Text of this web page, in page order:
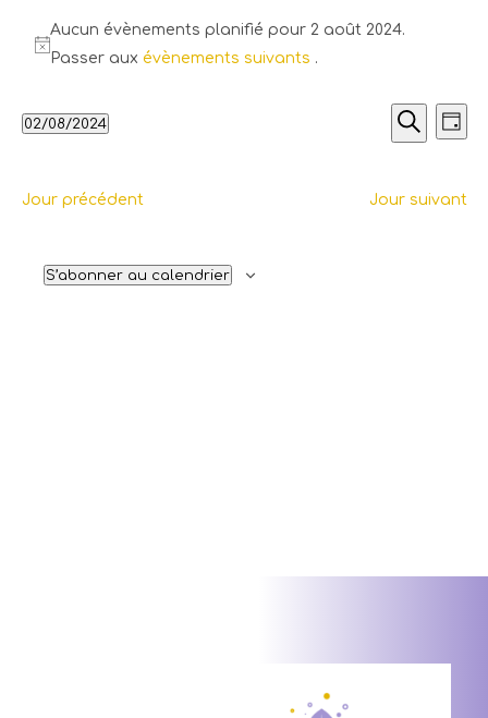
Aucun évènements planifié pour 2 août 2024.
Passer aux évènements suivants .
et
de
Recherche
de
Jour
02/08/2024
date.
Jour précédent Jour suivant
S’abonner au calendrier